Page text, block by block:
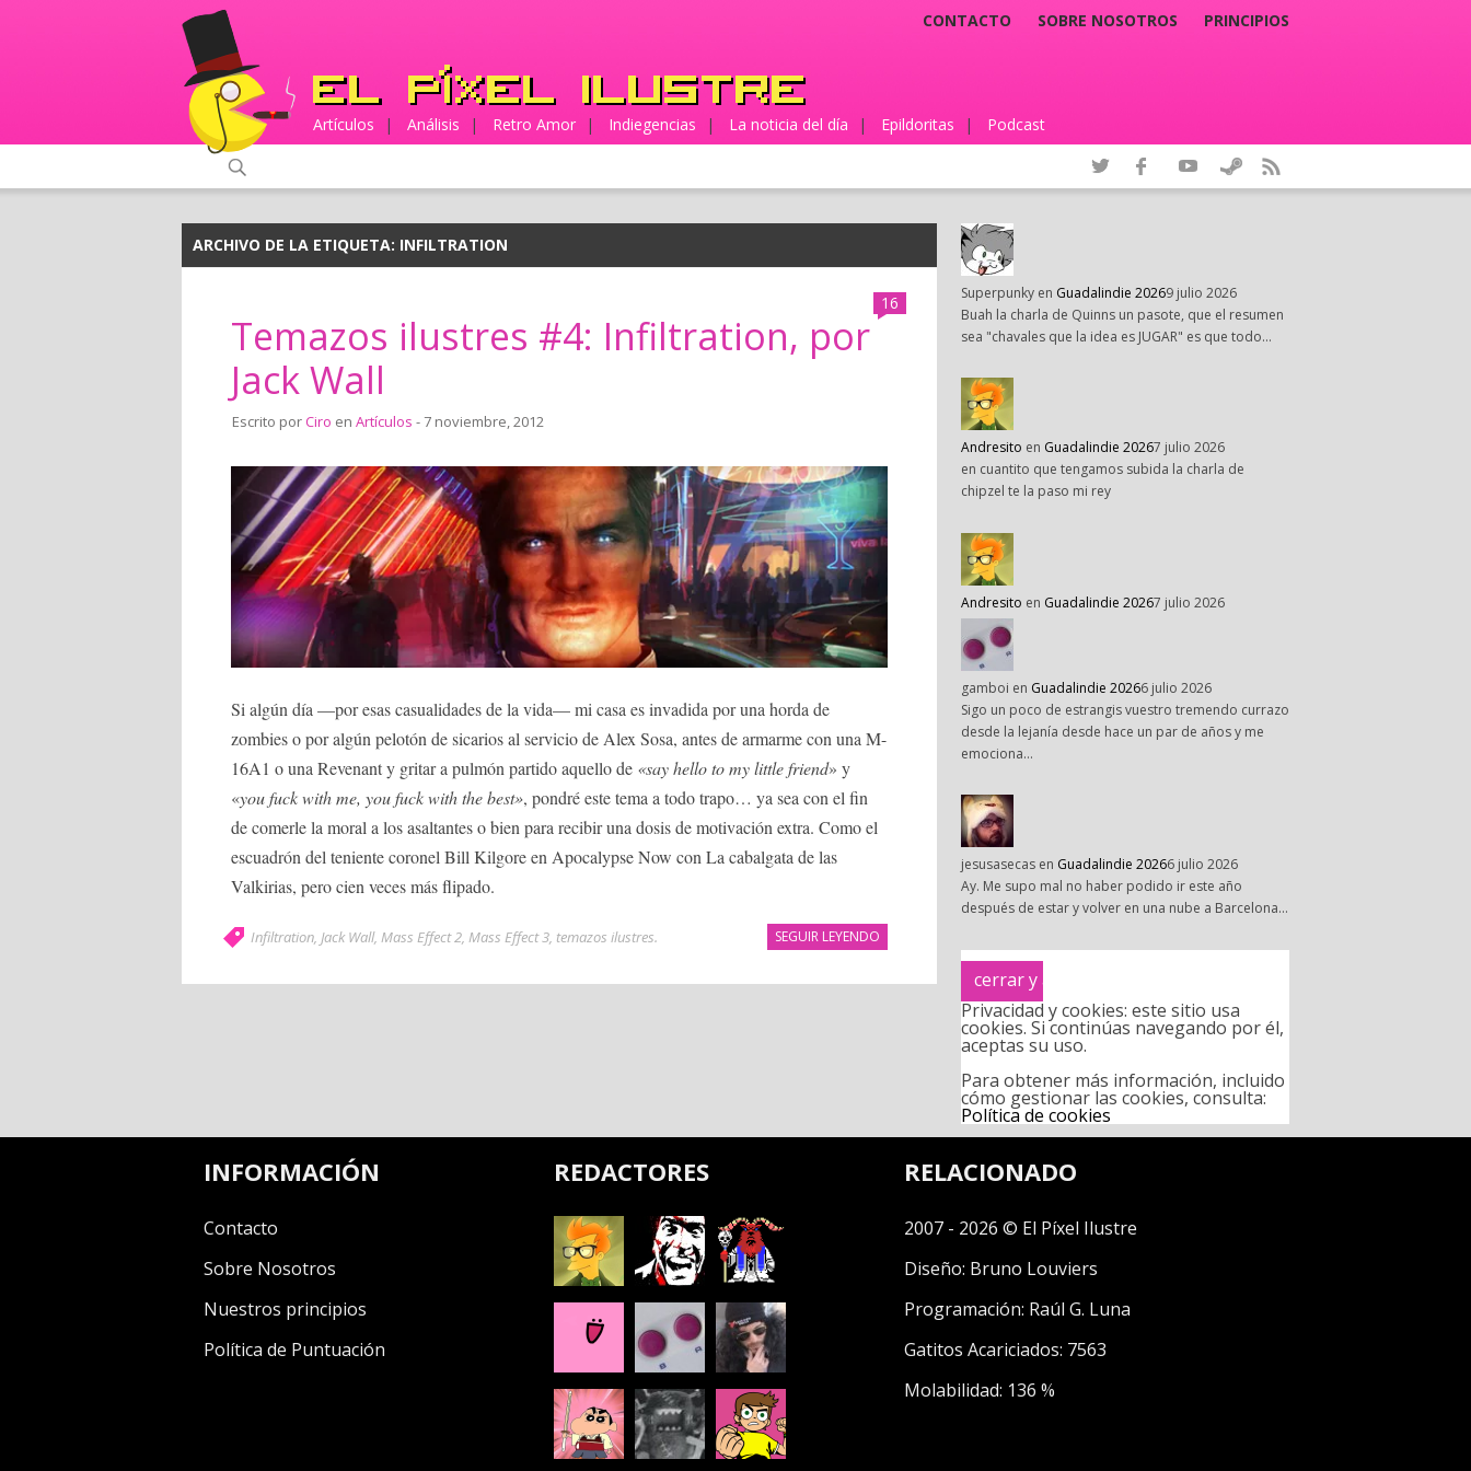
CONTACTO SOBRE NOSOTROS PRINCIPIOS
Artículos | Análisis | Retro Amor | Indiegencias | La noticia del día | Epildoritas | Podcast
ARCHIVO DE LA ETIQUETA: INFILTRATION
16
Temazos ilustres #4: Infiltration, por
Jack Wall
Escrito porCiro en Artículos - 7 noviembre, 2012
Si algún día —por esas casualidades de la vida— mi casa es invadida por una horda de
zombies o por algún pelotón de sicarios al servicio de Alex Sosa, antes de armarme con una M-
16A1 o una Revenant y gritar a pulmón partido aquello de «say hello to my little friend» y
«you fuck with me, you fuck with the best», pondré este tema a todo trapo… ya sea con el fin
de comerle la moral a los asaltantes o bien para recibir una dosis de motivación extra. Como el
escuadrón del teniente coronel Bill Kilgore en Apocalypse Now con La cabalgata de las
Valkirias, pero cien veces más flipado.
SEGUIR LEYENDO
Infiltration, Jack Wall, Mass Effect 2, Mass Effect 3, temazos ilustres.
Superpunky en Guadalindie 20269 julio 2026
Buah la charla de Quinns un pasote, que el resumen
sea "chavales que la idea es JUGAR" es que todo…
Andresito en Guadalindie 20267 julio 2026
en cuantito que tengamos subida la charla de
chipzel te la paso mi rey
Andresito en Guadalindie 20267 julio 2026
gamboi en Guadalindie 20266 julio 2026
Sigo un poco de estrangis vuestro tremendo currazo
desde la lejanía desde hace un par de años y me
emociona…
jesusasecas en Guadalindie 20266 julio 2026
Ay. Me supo mal no haber podido ir este año
después de estar y volver en una nube a Barcelona…
Privacidad y cookies: este sitio usa
cookies. Si continúas navegando por él,
aceptas su uso.
Para obtener más información, incluido
cómo gestionar las cookies, consulta:
Política de cookies
INFORMACIÓN
Contacto
Sobre Nosotros
Nuestros principios
Política de Puntuación
REDACTORES RELACIONADO
2007 - 2026 © El Píxel Ilustre
Diseño: Bruno Louviers
Programación: Raúl G. Luna
Gatitos Acariciados: 7563
Molabilidad: 136 %